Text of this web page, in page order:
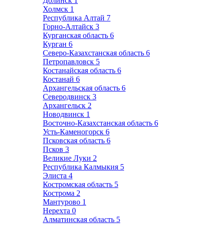
Холмск 1
Республика Алтай 7
Горно-Алтайск 3
Курганская область 6
Курган 6
Северо-Казахстанская область 6
Петропавловск 5
Костанайская область 6
Костанай 6
Архангельская область 6
Северодвинск 3
Архангельск 2
Новодвинск 1
Восточно-Казахстанская область 6
Усть-Каменогорск 6
Псковская область 6
Псков 3
Великие Луки 2
Республика Калмыкия 5
Элиста 4
Костромская область 5
Кострома 2
Мантурово 1
Нерехта 0
Алматинская область 5